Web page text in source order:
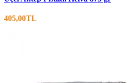
405,00TL